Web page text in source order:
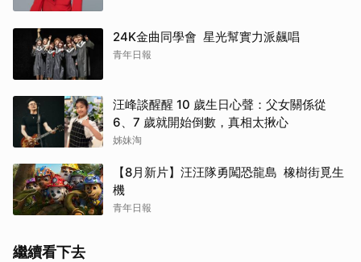
24K金曲同學會 星光幫實力派飆唱
青年日報
汪峰談醒醒 10 歲生日心聲：父女關係從
6、7 歲就開始倒數，真相太揪心
姊妹淘
【8月新片】汪汪隊勇闖恐龍島 橡樹街覓生
機
青年日報
繼續看下去